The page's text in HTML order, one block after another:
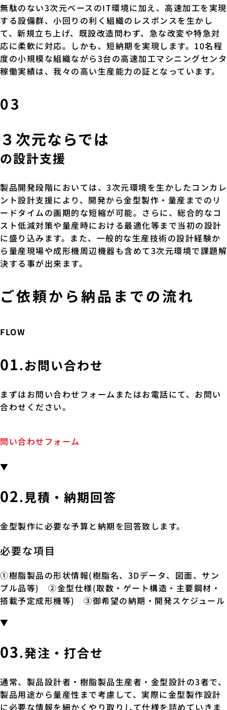
無駄のない3次元ベースのIT環境に加え、高速加工を実現
する設備群、小回りの利く組織のレスポンスを生かし
て、新規立ち上げ、既設改造問わず、急な改変や特急対
応に柔軟に対応。しかも、短納期を実現します。10名程
度の小規模な組織ながら3台の高速加工マシニングセンタ
稼働実績は、我々の高い生産能力の証となっています。
03
３次元ならでは
の設計支援
製品開発段階においては、3次元環境を生かしたコンカレ
ント設計支援により、開発から金型製作・量産までのリ
ードタイムの画期的な短縮が可能。さらに、総合的なコ
スト低減対策や量産時における最適化等まで当初の設計
に盛り込みます。また、一般的な生産技術の設計経験か
ら量産現場や成形機周辺機器も含めて3次元環境で課題解
決する事が出来ます。
ご依頼から納品までの流れ
FLOW
01.お問い合わせ
まずはお問い合わせフォームまたはお電話にて、お問い
合わせください。
問い合わせフォーム
▼
02.見積・納期回答
金型製作に必要な予算と納期を回答致します。
必要な項目
①樹脂製品の形状情報(樹脂名、3Dデータ、図面、サン
プル品等) ②金型仕様(取数・ゲート構造・主要鋼材・
搭載予定成形機等) ③御希望の納期・開発スケジュール
▼
03.発注・打合せ
通常、製品設計者・樹脂製品生産者・金型設計の3者で、
製品用途から量産性まで考慮して、実際に金型製作設計
に必要な情報を細かくやり取りして仕様を詰めていきま